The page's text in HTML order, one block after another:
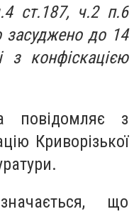
ст.187, ч.2 п.6
засуджено до 14
з конфіскацією
повідомляє з
Криворізької
що